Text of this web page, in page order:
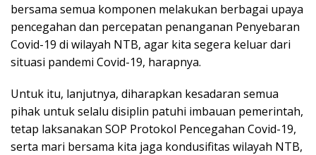
bersama semua komponen melakukan berbagai upaya
pencegahan dan percepatan penanganan Penyebaran
Covid-19 di wilayah NTB, agar kita segera keluar dari
situasi pandemi Covid-19, harapnya.
Untuk itu, lanjutnya, diharapkan kesadaran semua
pihak untuk selalu disiplin patuhi imbauan pemerintah,
tetap laksanakan SOP Protokol Pencegahan Covid-19,
serta mari bersama kita jaga kondusifitas wilayah NTB,